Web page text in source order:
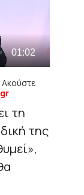
τη
της